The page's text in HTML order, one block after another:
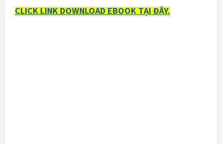
CLICK LINK DOWNLOAD EBOOK TẠI ĐÂY.